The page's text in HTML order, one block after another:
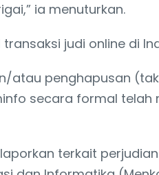
ia menuturkan.
judi online di
atau penghapusan
secara formal
terkait